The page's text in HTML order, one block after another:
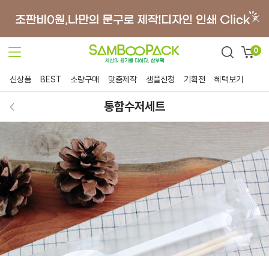
0
신상품 BEST 소량구매 맞춤제작 샘플신청 기획전 혜택보기
통합수저세트